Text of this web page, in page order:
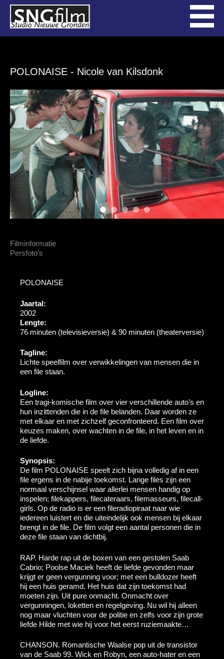
POLONAISE - Nicole van Kilsdonk
Filminformatie
Persfoto's
POLONAISE
Jaartal:
2002
Lengte:
76 minuten (televisieversie) & 90 minuten (theaterversie)
Tagline:
Lichte speelfilm over verwikkelingen van mensen die in
een file staan.
Logline:
Een tragi-komische film over vier verschillende auto’s en
hun inzittenden die in de file belanden. Daar worden ze
met elkaar en met zichzelf geconfronteerd. Een film over
keuzes maken, over wachten in de file, in het leven en in
de liefde.
Synopsis:
De film POLONAISE speelt zich bijna volledig af in een
file ergens in de nabije toekomst. Lange files zijn een
normaal verschijnsel waar allerlei mensen handig op
inspelen; filekappers, filecateraars, filemasseurs, filecall-
girls. Op de radio is er een fileradiopiraat naar wie
iedereen luistert en die uiteindelijk ook mensen bij elkaar
brengt in de file. De film volgt een aantal personen die in
deze file staan van dichtbij.
RAP. Harde rap uit de boxen van een gestolen Saab
Cabrio; Poolse Maciek heeft de liefde gevonden maar
krijgt er geen vergunning voor; met een bulldozer heeft
hij een huis geramd. Het huis dat zijn toekomst had
moeten zijn. Uit pure onmacht. Onmacht over
vergunningen, loketten en regelgeving. Nu wil hij alleen
nog maar vluchten voor de politie en zelfs voor zijn grote
liefde Hilde met wie hij voor het eerst ruziemaakte…
CHANSON. Romantische Waalse pop uit de transistor
van de Saab 99. Wick en Robyn, een auto-hater en een